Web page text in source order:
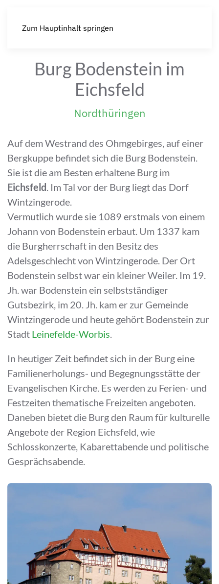
Zum Hauptinhalt springen
Burg Bodenstein im
Eichsfeld
Nordthüringen
Auf dem Westrand des Ohmgebirges, auf einer
Bergkuppe befindet sich die Burg Bodenstein.
Sie ist die am Besten erhaltene Burg im
Eichsfeld. Im Tal vor der Burg liegt das Dorf
Wintzingerode.
Vermutlich wurde sie 1089 erstmals von einem
Johann von Bodenstein erbaut. Um 1337 kam
die Burgherrschaft in den Besitz des
Adelsgeschlecht von Wintzingerode. Der Ort
Bodenstein selbst war ein kleiner Weiler. Im 19.
Jh. war Bodenstein ein selbstständiger
Gutsbezirk, im 20. Jh. kam er zur Gemeinde
Wintzingerode und heute gehört Bodenstein zur
Stadt Leinefelde-Worbis.
In heutiger Zeit befindet sich in der Burg eine
Familienerholungs- und Begegnungsstätte der
Evangelischen Kirche. Es werden zu Ferien- und
Festzeiten thematische Freizeiten angeboten.
Daneben bietet die Burg den Raum für kulturelle
Angebote der Region Eichsfeld, wie
Schlosskonzerte, Kabarettabende und politische
Gesprächsabende.